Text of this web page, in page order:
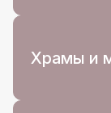
Храмы и